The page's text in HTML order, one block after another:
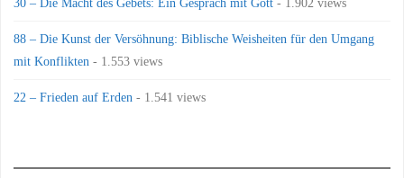
88 – Die Kunst der Versöhnung: Biblische Weisheiten für den Umgang
mit Konflikten - 1.553 views
22 – Frieden auf Erden - 1.541 views